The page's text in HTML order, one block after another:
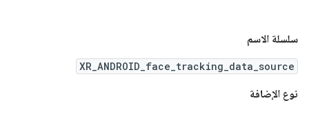
سلسلة الاسم
XR_ANDROID_face_tracking_data_source
نوع الإضافة